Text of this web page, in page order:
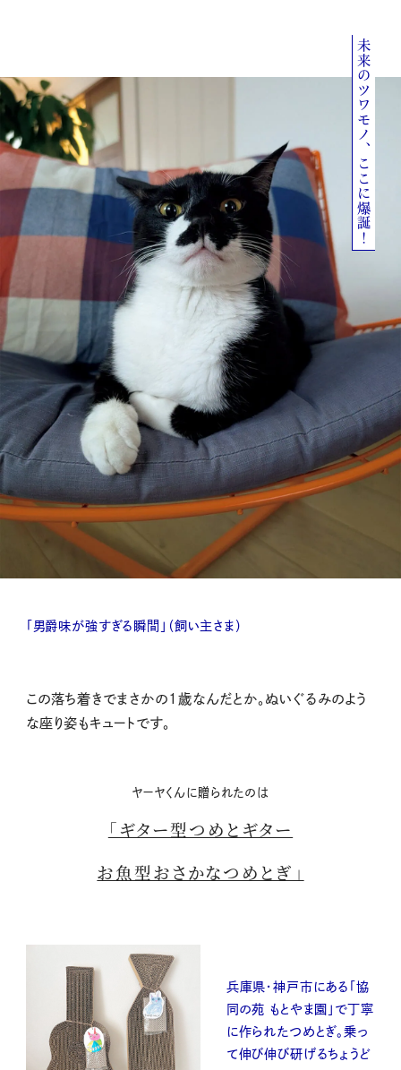
未来のツワモノ、ここに爆誕！
男爵味が強すぎる瞬間」（飼い主さま）
この落ち着きでまさかの1歳なんだとか。ぬいぐるみのよう
な座り姿もキュートです。
ヤーヤくんに贈られたのは
「ギター型つめとギター
お魚型おさかなつめとぎ」
兵庫県・神戸市にある「協
同の苑 もとやま園」で丁寧
に作られたつめとぎ。乗っ
て伸び伸び研げるちょうど